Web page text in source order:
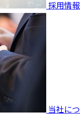
採用情報
当社につ